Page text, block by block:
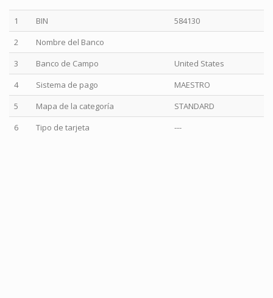
1 BIN
584130
2
Nombre del Banco
3
Banco de Campo
United States
4
Sistema de pago
MAESTRO
5
Mapa de la categoría
STANDARD
6
Tipo de tarjeta ---